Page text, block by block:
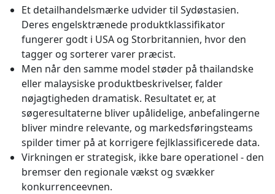
Et detailhandelsmærke udvider til Sydøstasien.
Deres engelsktrænede produktklassifikator
fungerer godt i USA og Storbritannien, hvor den
tagger og sorterer varer præcist.
Men når den samme model støder på thailandske
eller malaysiske produktbeskrivelser, falder
nøjagtigheden dramatisk. Resultatet er, at
søgeresultaterne bliver upålidelige, anbefalingerne
bliver mindre relevante, og markedsføringsteams
spilder timer på at korrigere fejlklassificerede data.
Virkningen er strategisk, ikke bare operationel - den
bremser den regionale vækst og svækker
konkurrenceevnen.